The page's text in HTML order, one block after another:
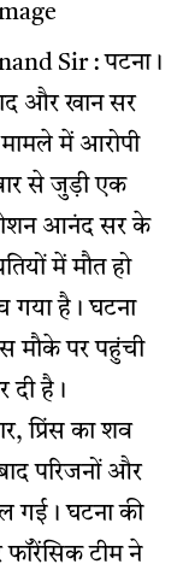
Sir : पटना।
और खान सर
में आरोपी
से जुड़ी एक
आनंद सर के
में मौत हो
है। घटना
मौके पर पहुंची
दी है।
प्रिंस का शव
परिजनों और
गई। घटना की
टीम ने